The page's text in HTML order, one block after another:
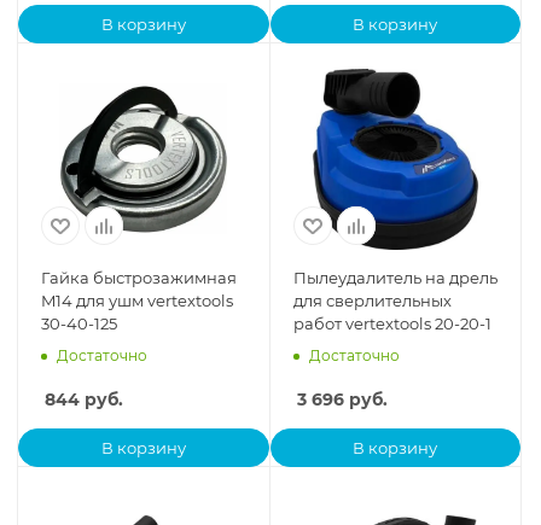
В корзину В корзину
Гайка быстрозажимная
M14 для ушм vertextools
30-40-125
Достаточно
844 руб.
В корзину
Пылеудалитель на дрель
для сверлительных
работ vertextools 20-20-1
Достаточно
3 696руб.
В корзину